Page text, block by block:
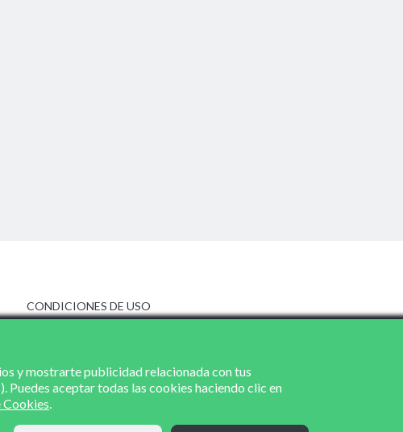
CONDICIONES DE USO
POLÍTICA DE COOKIES
y mostrarte publicidad relacionada con tus
aceptar todas las cookies haciendo clic en
Cookies.